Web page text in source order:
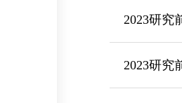
2023研究
2023研究